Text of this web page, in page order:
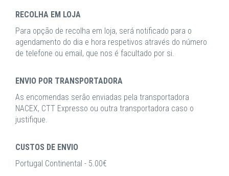
RECOLHA EM LOJA
Para opção de recolha em loja, será notificado para o
agendamento do dia e hora respetivos através do número
de telefone ou email, que nos é facultado por si.
ENVIO POR TRANSPORTADORA
As encomendas serão enviadas pela transportadora
NACEX, CTT Expresso ou outra transportadora caso o
justifique.
CUSTOS DE ENVIO
Portugal Continental - 5.00€